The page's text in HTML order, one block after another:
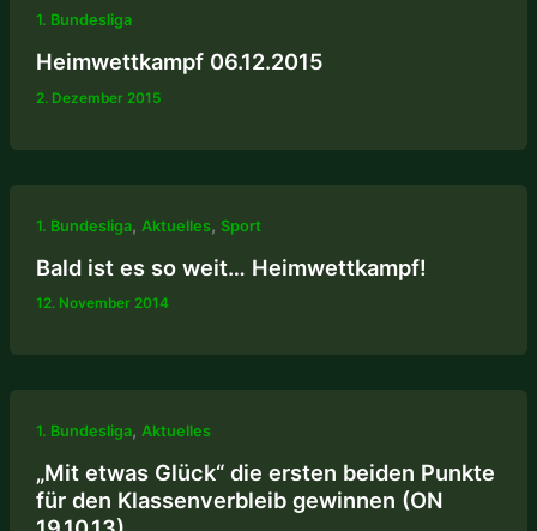
1. Bundesliga
Heimwettkampf 06.12.2015
2. Dezember 2015
1. Bundesliga, Aktuelles, Sport
Bald ist es so weit… Heimwettkampf!
12. November 2014
1. Bundesliga, Aktuelles
„Mit etwas Glück“ die ersten beiden Punkte
für den Klassenverbleib gewinnen (ON